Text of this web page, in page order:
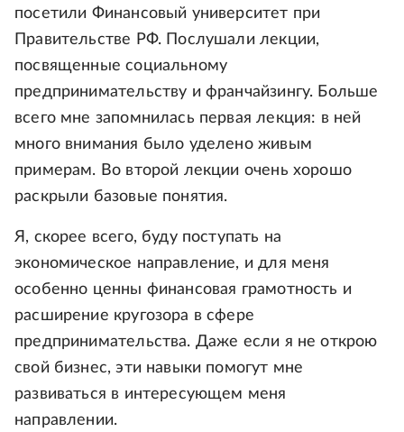
посетили Финансовый университет при
Правительстве РФ. Послушали лекции,
посвященные социальному
предпринимательству и франчайзингу. Больше
всего мне запомнилась первая лекция: в ней
много внимания было уделено живым
примерам. Во второй лекции очень хорошо
раскрыли базовые понятия.
Я, скорее всего, буду поступать на
экономическое направление, и для меня
особенно ценны финансовая грамотность и
расширение кругозора в сфере
предпринимательства. Даже если я не открою
свой бизнес, эти навыки помогут мне
развиваться в интересующем меня
направлении.